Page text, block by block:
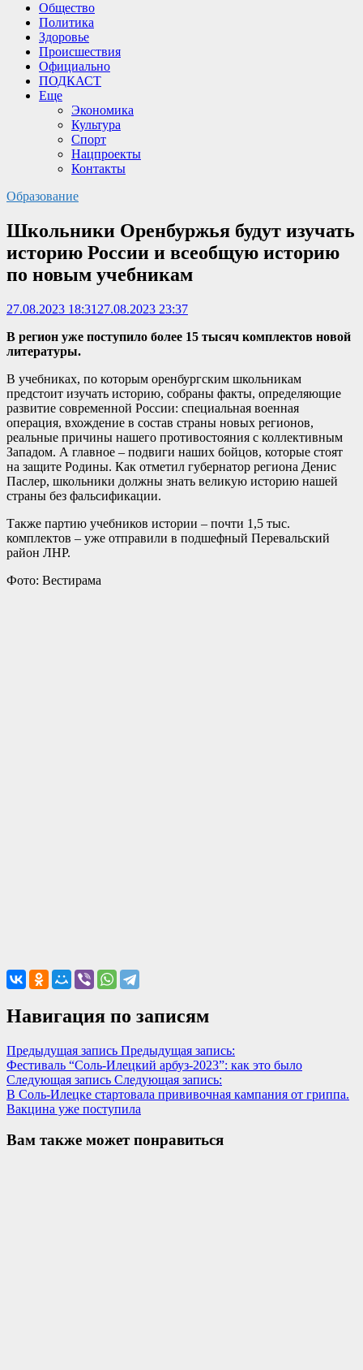
Общество
Политика
Здоровье
Происшествия
Официально
ПОДКАСТ
Еще
Экономика
Культура
Спорт
Нацпроекты
Контакты
Образование
Школьники Оренбуржья будут изучать
историю России и всеобщую историю
по новым учебникам
27.08.2023 18:31 27.08.2023 23:37
В регион уже поступило более 15 тысяч комплектов новой
литературы.
В учебниках, по которым оренбургским школьникам
предстоит изучать историю, собраны факты, определяющие
развитие современной России: специальная военная
операция, вхождение в состав страны новых регионов,
реальные причины нашего противостояния с коллективным
Западом. А главное – подвиги наших бойцов, которые стоят
на защите Родины. Как отметил губернатор региона Денис
Паслер, школьники должны знать великую историю нашей
страны без фальсификации.
Также партию учебников истории – почти 1,5 тыс.
комплектов – уже отправили в подшефный Перевальский
район ЛНР.
Фото: Вестирама
Навигация по записям
Предыдущая запись Предыдущая запись:
Фестиваль “Соль-Илецкий арбуз-2023”: как это было
Следующая запись Следующая запись:
В Соль-Илецке стартовала прививочная кампания от гриппа.
Вакцина уже поступила
Вам также может понравиться